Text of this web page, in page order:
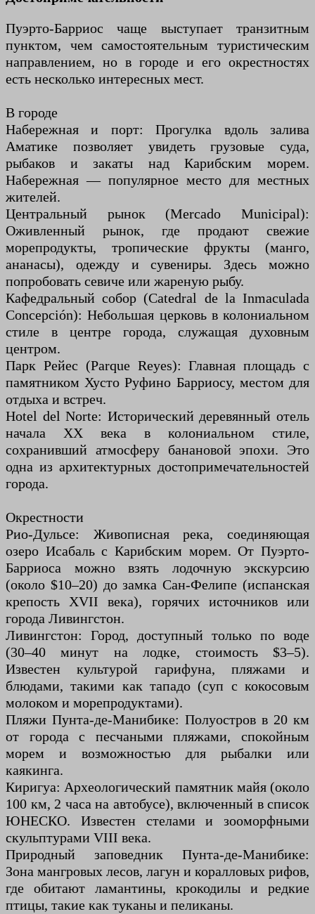
Пуэрто-Барриос чаще выступает транзитным
пунктом, чем самостоятельным туристическим
направлением, но в городе и его окрестностях
есть несколько интересных мест.
В городе
Набережная и порт: Прогулка вдоль залива
Аматике позволяет увидеть грузовые суда,
рыбаков и закаты над Карибским морем.
Набережная — популярное место для местных
жителей.
Центральный рынок (Mercado Municipal):
Оживленный рынок, где продают свежие
морепродукты, тропические фрукты (манго,
ананасы), одежду и сувениры. Здесь можно
попробовать севиче или жареную рыбу.
Кафедральный собор (Catedral de la Inmaculada
Concepción): Небольшая церковь в колониальном
стиле в центре города, служащая духовным
центром.
Парк Рейес (Parque Reyes): Главная площадь с
памятником Хусто Руфино Барриосу, местом для
отдыха и встреч.
Hotel del Norte: Исторический деревянный отель
начала XX века в колониальном стиле,
сохранивший атмосферу банановой эпохи. Это
одна из архитектурных достопримечательностей
города.
Окрестности
Рио-Дульсе: Живописная река, соединяющая
озеро Исабаль с Карибским морем. От Пуэрто-
Барриоса можно взять лодочную экскурсию
(около $10–20) до замка Сан-Фелипе (испанская
крепость XVII века), горячих источников или
города Ливингстон.
Ливингстон: Город, доступный только по воде
(30–40 минут на лодке, стоимость $3–5).
Известен культурой гарифуна, пляжами и
блюдами, такими как тападо (суп с кокосовым
молоком и морепродуктами).
Пляжи Пунта-де-Манибике: Полуостров в 20 км
от города с песчаными пляжами, спокойным
морем и возможностью для рыбалки или
каякинга.
Киригуа: Археологический памятник майя (около
100 км, 2 часа на автобусе), включенный в список
ЮНЕСКО. Известен стелами и зооморфными
скульптурами VIII века.
Природный заповедник Пунта-де-Манибике:
Зона мангровых лесов, лагун и коралловых рифов,
где обитают ламантины, крокодилы и редкие
птицы, такие как туканы и пеликаны.